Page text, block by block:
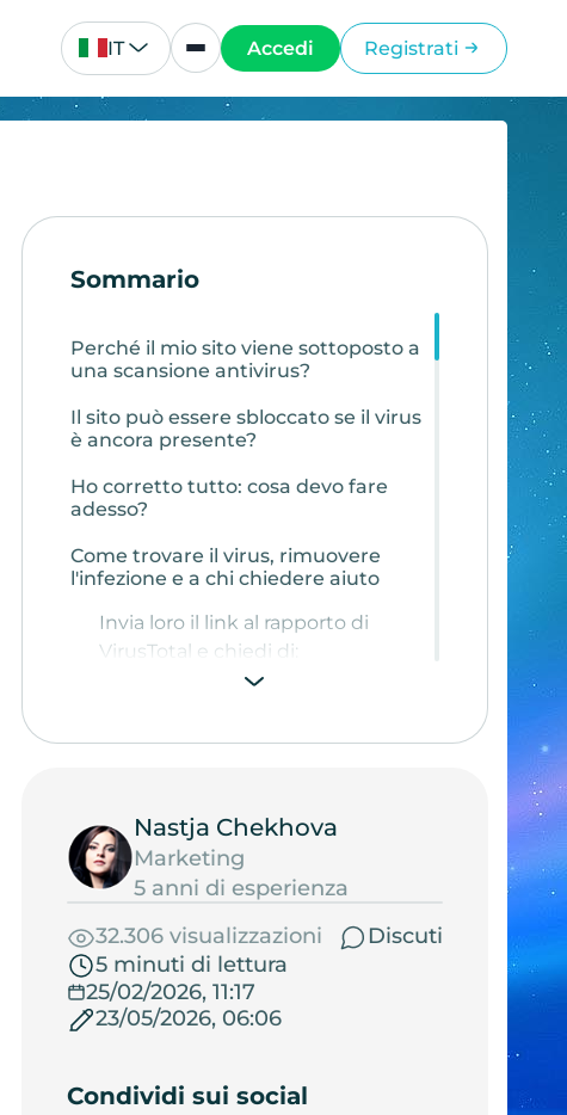
IT Accedi Registrati
Sommario
Perché il mio sito viene sottoposto a
una scansione antivirus?
Il sito può essere sbloccato se il virus
è ancora presente?
Ho corretto tutto: cosa devo fare
adesso?
Come trovare il virus, rimuovere
l'infezione e a chi chiedere aiuto
Invia loro il link al rapporto di
VirusTotal e chiedi di:
Come trovare l'avviso dell'antivirus
Piano di lavoro per lo specialista che
deve eliminare l'infezione
1. Individuare l'origine
dell'infezione:
2. Rimuovere gli elementi infetti:
3. Aggiornare la sicurezza:
5. Applicare misure preventive:
Nastja Chekhova
Marketing
5 anni di esperienza
32.306 visualizzazioni
Discuti
5 minuti di lettura
25/02/2026, 11:17
23/05/2026, 06:06
Condividi sui social